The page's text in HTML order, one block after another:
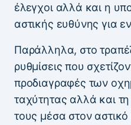
έλεγχοι αλλά και η
αστικής ευθύνης για
Παράλληλα, στο
ρυθμίσεις που
προδιαγραφές των
ταχύτητας αλλά και
τους μέσα στον αστικό